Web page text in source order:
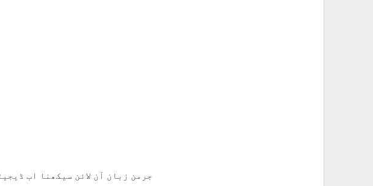
جرمن زبان آن لائن سیکھنا اب